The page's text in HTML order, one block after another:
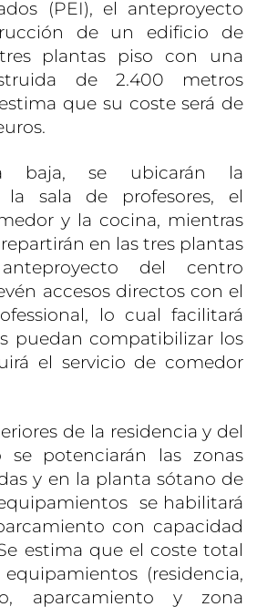
(PEI), el anteproyecto
de un edificio de
plantas piso con una
de 2.400 metros
que su coste será de
baja, se ubicarán la
la sala de profesores, el
y la cocina, mientras
en las tres plantas
del centro
accesos directos con el
lo cual facilitará
puedan compatibilizar los
el servicio de comedor
de la residencia y del
se potenciarán las zonas
y en la planta sótano de
se habilitará
con capacidad
estima que el coste total
(residencia,
aparcamiento y zona